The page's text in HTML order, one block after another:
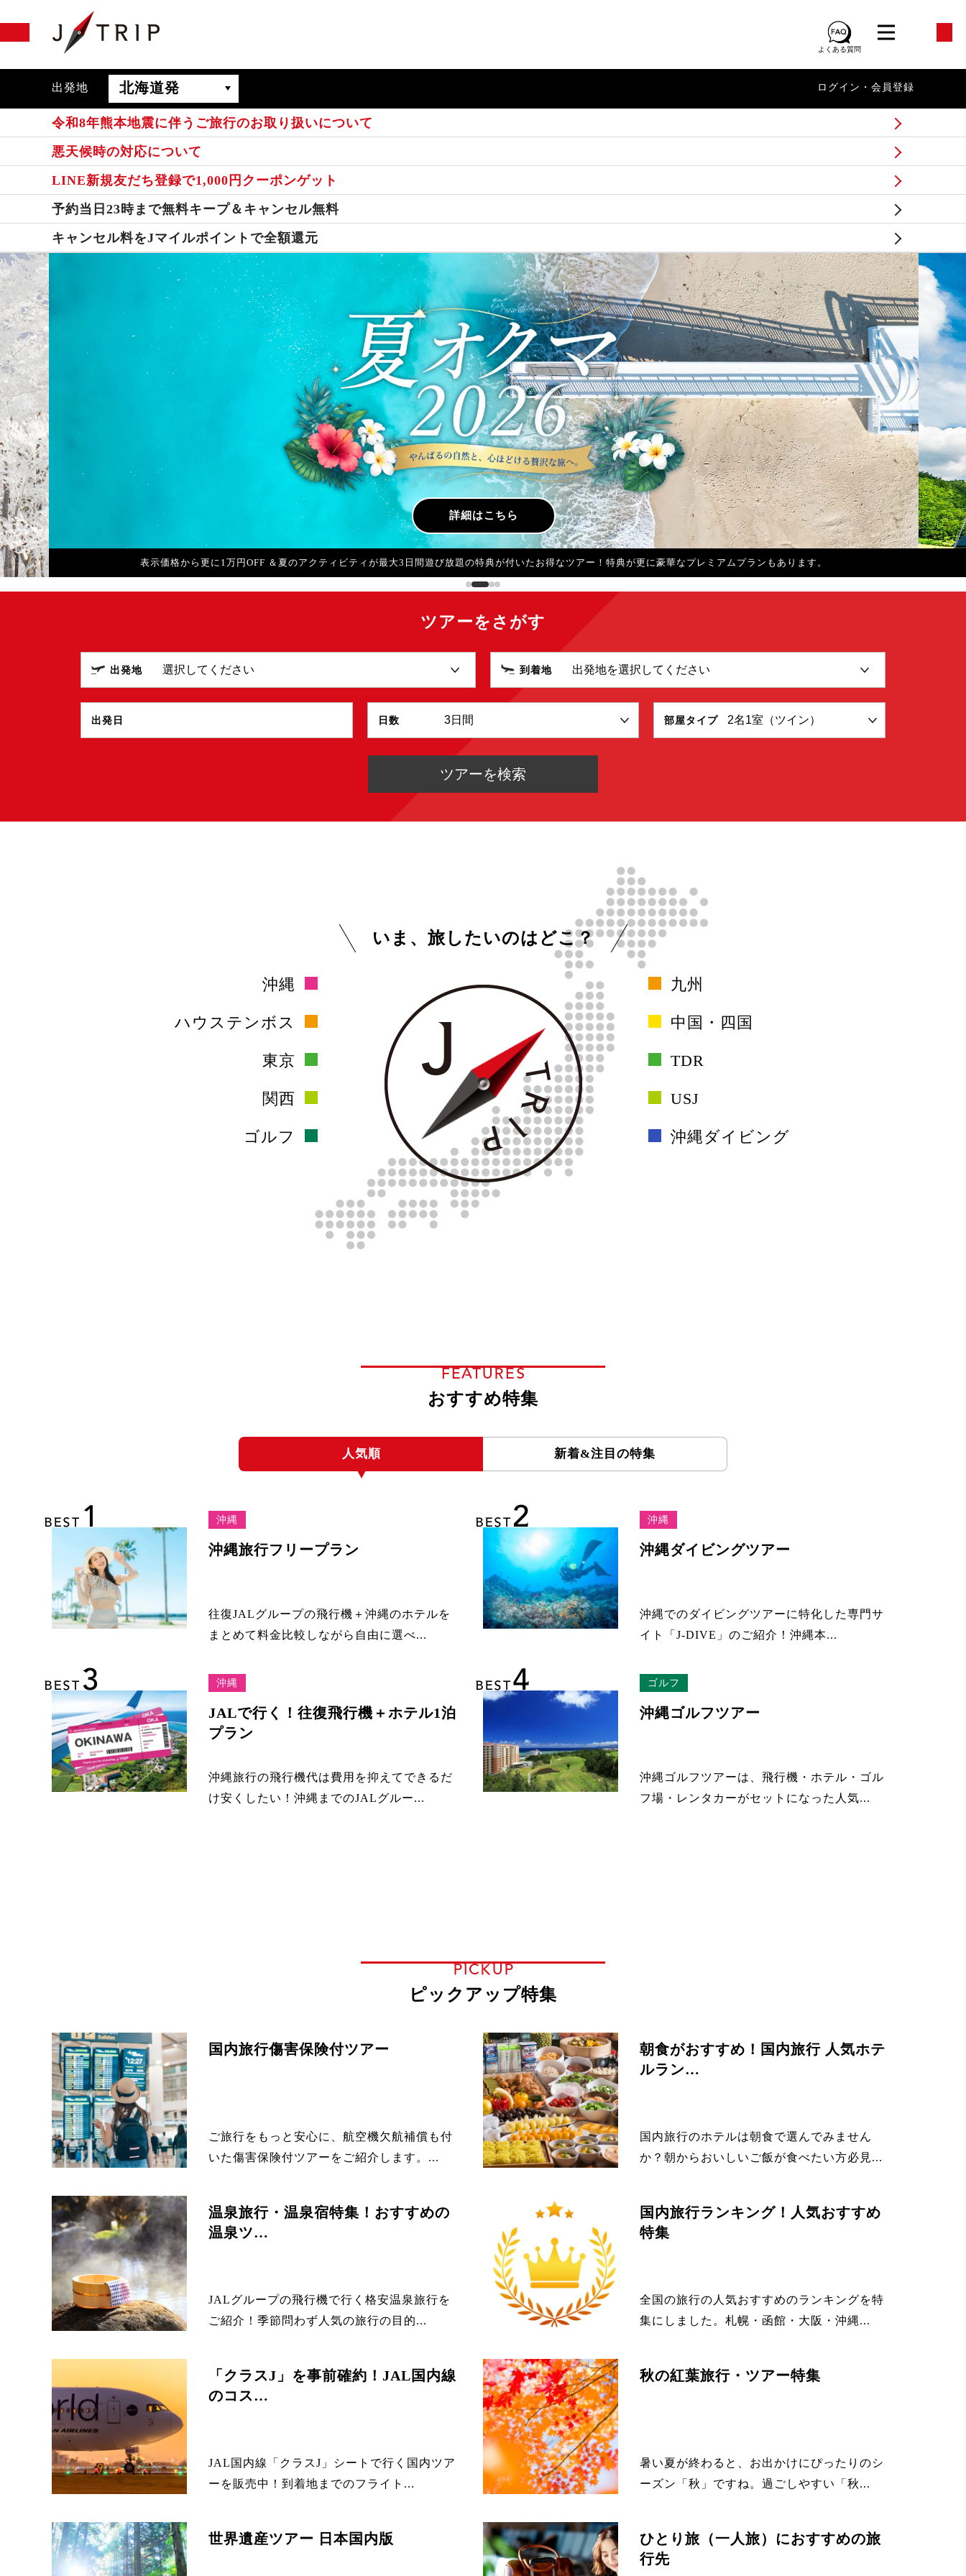
よくある質問
出発地 北海道発 ログイン・会員登録
令和8年熊本地震に伴うご旅行のお取り扱いについて
悪天候時の対応について
LINE新規友だち登録で1,000円クーポンゲット
予約当日23時まで無料キープ＆キャンセル無料
キャンセル料をJマイルポイントで全額還元
詳細はこちら
飛行機・ホテル・レンタカーの組み合わせが自由！グルメ特典＋JR北海道パス特別料金ありで要チェック！
ツアーをさがす
出発地 到着地
出発日 日数 部屋タイプ
いま、旅したいのはどこ？
沖縄 九州
ハウステンボス 中国・四国
東京 TDR
関西 USJ
ゴルフ 沖縄ダイビング
FEATURES
おすすめ特集
人気順 新着&注目の特集
BEST1 沖縄
沖縄旅行フリープラン
往復JALグループの飛行機＋沖縄のホテルを
まとめて料金比較しながら自由に選べ...
BEST2 沖縄
沖縄ダイビングツアー
沖縄でのダイビングツアーに特化した専門サ
イト「J-DIVE」のご紹介！沖縄本...
BEST3 沖縄
JALで行く！往復飛行機＋ホテル1泊
プラン
沖縄旅行の飛行機代は費用を抑えてできるだ
け安くしたい！沖縄までのJALグルー...
BEST4 ゴルフ
沖縄ゴルフツアー
沖縄ゴルフツアーは、飛行機・ホテル・ゴル
フ場・レンタカーがセットになった人気...
PICKUP
ピックアップ特集
国内旅行傷害保険付ツアー
ご旅行をもっと安心に、航空機欠航補償も付
いた傷害保険付ツアーをご紹介します。...
朝食がおすすめ！国内旅行 人気ホテ
ルラン…
国内旅行のホテルは朝食で選んでみません
か？朝からおいしいご飯が食べたい方必見...
温泉旅行・温泉宿特集！おすすめの
温泉ツ…
JALグループの飛行機で行く格安温泉旅行を
ご紹介！季節問わず人気の旅行の目的...
国内旅行ランキング！人気おすすめ
特集
全国の旅行の人気おすすめのランキングを特
集にしました。札幌・函館・大阪・沖縄...
「クラスJ」を事前確約！JAL国内線
のコス…
JAL国内線「クラスJ」シートで行く国内ツア
ーを販売中！到着地までのフライト...
秋の紅葉旅行・ツアー特集
暑い夏が終わると、お出かけにぴったりのシ
ーズン「秋」ですね。過ごしやすい「秋...
世界遺産ツアー 日本国内版
ひとり旅（一人旅）におすすめの旅
行先